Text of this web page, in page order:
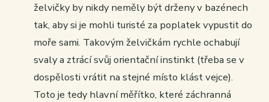
želvičky by nikdy neměly být drženy v bazénech
tak, aby si je mohli turisté za poplatek vypustit do
moře sami. Takovým želvičkám rychle ochabují
svaly a ztrácí svůj orientační instinkt (třeba se v
dospělosti vrátit na stejné místo klást vejce).
Toto je tedy hlavní měřítko, které záchranná